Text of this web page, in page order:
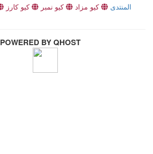
المنتدى كيو مزاد كيو نمبر كيو كارز
POWERED BY QHOST